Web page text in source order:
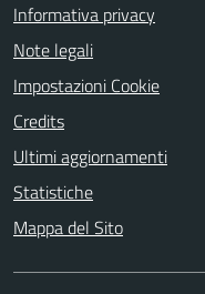
Informativa privacy
Note legali
Impostazioni Cookie
Credits
Ultimi aggiornamenti
Statistiche
Mappa del Sito